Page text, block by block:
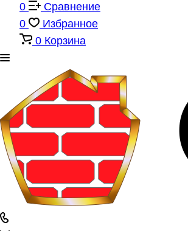
0
Сравнение
0
Избранное
0 Корзина